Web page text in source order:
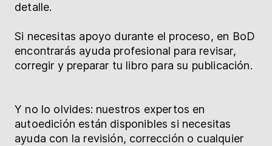
detalle.
Si necesitas apoyo durante el proceso, en BoD
encontrarás ayuda profesional para revisar,
corregir y preparar tu libro para su publicación.
Y no lo olvides: nuestros expertos en
autoedición están disponibles si necesitas
ayuda con la revisión, corrección o cualquier